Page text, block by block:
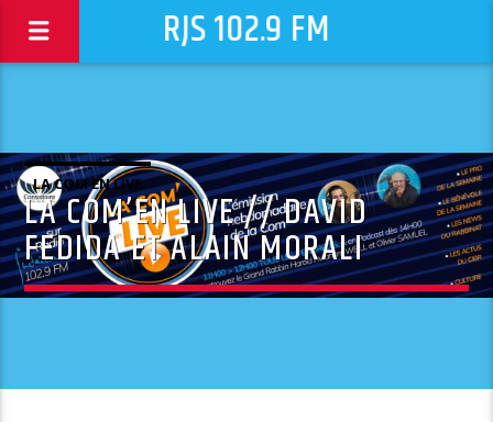
RJS 102.9 FM
LA COM EN LIVE
LA COM’EN LIVE // DAVID
FEDIDA ET ALAIN MORALI